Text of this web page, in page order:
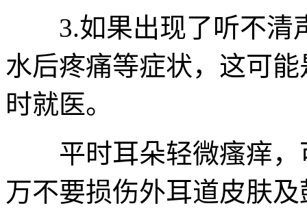
3.如果出现了听不清
水后疼痛等症状，这可
时就医。
平时耳朵轻微瘙痒，
万不要损伤外耳道皮肤